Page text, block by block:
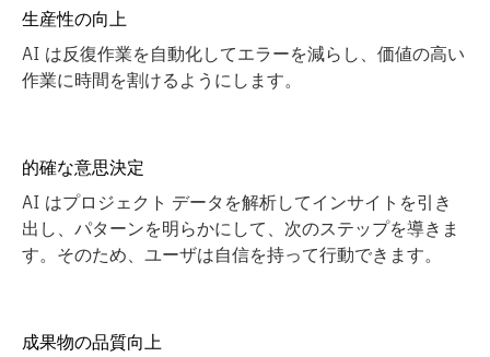
生産性の向上
AI は反復作業を自動化してエラーを減らし、価値の高い
作業に時間を割けるようにします。
的確な意思決定
AI はプロジェクト データを解析してインサイトを引き
出し、パターンを明らかにして、次のステップを導きま
す。そのため、ユーザは自信を持って行動できます。
成果物の品質向上